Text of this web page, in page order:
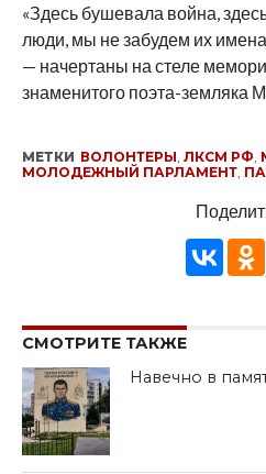
«Здесь бушевала война,
люди, мы не забудем их
— начертаны на стеле
знаменитого поэта-земляка
МЕТКИ ВОЛОНТЕРЫ ЛКСМ РФ
МОЛОДЕЖНЫЙ ПАРЛАМЕНТ,
СМОТРИТЕ ТАКЖЕ
Навечно в